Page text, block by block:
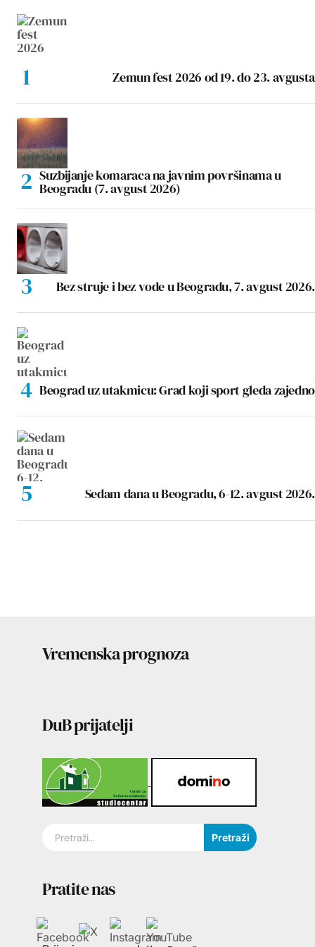
Zemun fest 2026 od 19. do 23. avgusta
Suzbijanje komaraca na javnim površinama u
Beogradu (7. avgust 2026)
Bez struje i bez vode u Beogradu, 7. avgust 2026.
Beograd uz utakmicu: Grad koji sport gleda zajedno
Sedam dana u Beogradu, 6-12. avgust 2026.
Vremenska prognoza
DuB prijatelji
Pretraži
Pratite nas